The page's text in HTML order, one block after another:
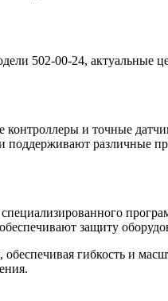
502-00-24, актуальные
и точные
различные
защиту
гибкость и